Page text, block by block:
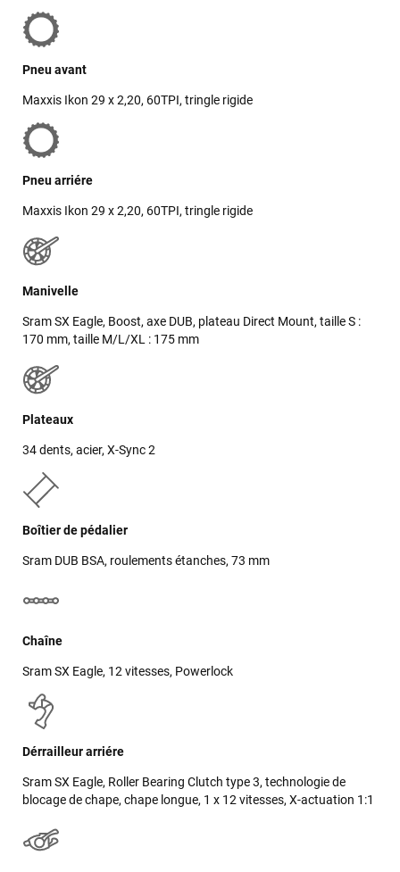
Pneu avant
Maxxis Ikon 29 x 2,20, 60TPI, tringle rigide
Pneu arriére
Maxxis Ikon 29 x 2,20, 60TPI, tringle rigide
Manivelle
Sram SX Eagle, Boost, axe DUB, plateau Direct Mount, taille S :
170 mm, taille M/L/XL : 175 mm
Plateaux
34 dents, acier, X-Sync 2
Boîtier de pédalier
Sram DUB BSA, roulements étanches, 73 mm
Chaîne
Sram SX Eagle, 12 vitesses, Powerlock
Dérrailleur arriére
Sram SX Eagle, Roller Bearing Clutch type 3, technologie de
blocage de chape, chape longue, 1 x 12 vitesses, X-actuation 1:1
est sympa et réactive
VOIR TOUS LES AVIS